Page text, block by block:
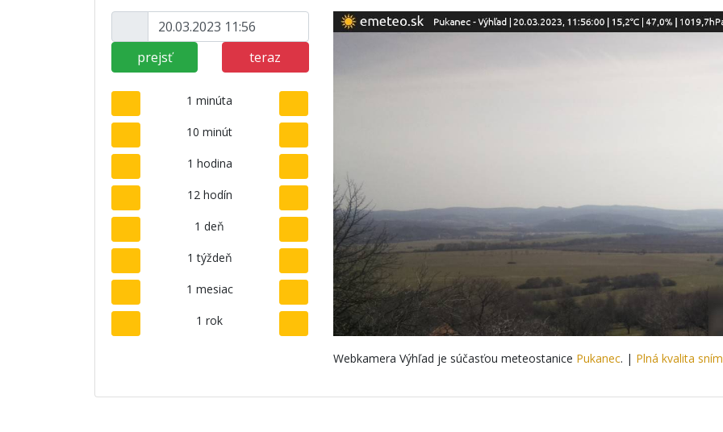
prejsť teraz
1 minúta
10 minút
1 hodina
12 hodín
1 deň
1 týždeň
1 mesiac
1 rok
Webkamera Výhľad je súčasťou meteostanice Pukanec. | Plná kvalita